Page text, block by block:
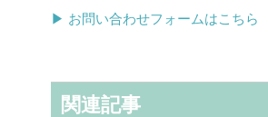
▶ お問い合わせフォームはこちら
関連記事